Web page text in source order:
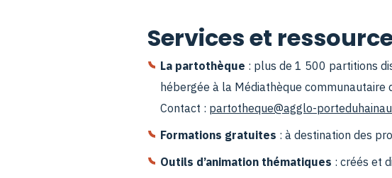
Services et
La partothèque : plus de 1 500 partitions
hébergée à la Médiathèque communautaire
Contact : partotheque@agglo-
Formations gratuites : à destination des
Outils d’animation thématiques : créés et